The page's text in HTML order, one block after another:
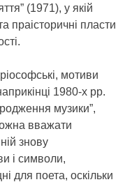
(1971), у якій
праісторичні пласти
мотиви
1980-х рр.
музики”,
вважати
знову
і символи,
для поета, оскільки